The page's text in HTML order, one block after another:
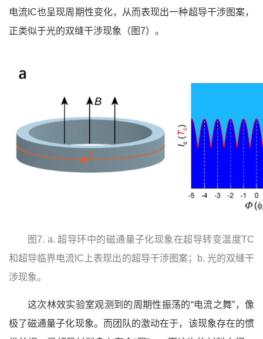
电流IC也呈现周期性变化，从而表现出一种超导干涉图案，
正类似于光的双缝干涉现象（图7）。
图7. a. 超导环中的磁通量子化现象在超导转变温度TC
和超导临界电流IC上表现出的超导干涉图案；b. 光的双缝干
涉现象。
这次林效实验室观测到的周期性振荡的“电流之舞”，像
极了磁通量子化现象。而团队的激动在于，该现象存在的惯